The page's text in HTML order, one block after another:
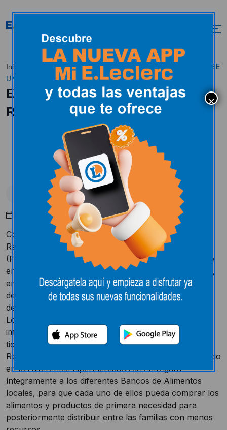
Inicio Actualidad E.Leclerc en los medios
E.LECLERC SE
UNE A LA GRAN RECOGIDA DE ALIMENTOS 2022
E.LECLERC SE UNE A LA GRAN
RECOGIDA DE ALIMENTOS 2022
E.Leclerc en los medios
Noviembre 25, 2022
Como cada año, E.Leclerc participa en La Gran
Recogida de Alimentos, organizada por la FESBAL
(Federación Española de Bancos de Alimentos), y que
en esta ocasión y al igual que en los dos últimos años,
en los establecimientos de Castilla y León se
desarrollará mediante una recaudación económica,
desde el 25 de noviembre hasta el 6 de diciembre.
Los clientes podrán colaborar indicando en caja el
importe con el que desean donar, mostrándose en el
ticket de caja de compra como “Donación Gran
Recogida de Alimentos 2022”. Todo el dinero recaudado
en los diferentes hipermercados se entregará
íntegramente a los diferentes Bancos de Alimentos
locales, para que cada uno de ellos pueda comprar los
alimentos y productos de primera necesidad para
posteriormente distribuir entre las familias con menos